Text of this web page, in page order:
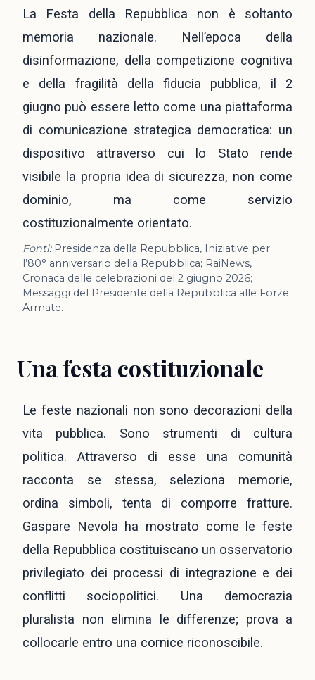
La Festa della Repubblica non è soltanto
memoria nazionale. Nell’epoca della
disinformazione, della competizione cognitiva
e della fragilità della fiducia pubblica, il 2
giugno può essere letto come una piattaforma
di comunicazione strategica democratica: un
dispositivo attraverso cui lo Stato rende
visibile la propria idea di sicurezza, non come
dominio, ma come servizio
costituzionalmente orientato.
Fonti:Presidenza della Repubblica, Iniziative per
l’80° anniversario della Repubblica; RaiNews,
Cronaca delle celebrazioni del 2 giugno 2026;
Messaggi del Presidente della Repubblica alle Forze
Armate.
Una festa costituzionale
Le feste nazionali non sono decorazioni della
vita pubblica. Sono strumenti di cultura
politica. Attraverso di esse una comunità
racconta se stessa, seleziona memorie,
ordina simboli, tenta di comporre fratture.
Gaspare Nevola ha mostrato come le feste
della Repubblica costituiscano un osservatorio
privilegiato dei processi di integrazione e dei
conflitti sociopolitici. Una democrazia
pluralista non elimina le differenze; prova a
collocarle entro una cornice riconoscibile.